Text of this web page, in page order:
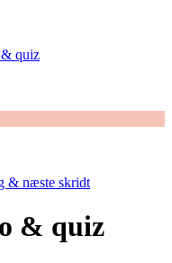
& quiz
& næste skridt
& quiz